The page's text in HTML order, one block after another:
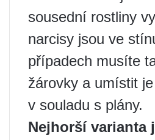
sousední rostliny
narcisy jsou ve
případech musíte
žárovky a umístit
v souladu s plány.
Nejhorší varianta